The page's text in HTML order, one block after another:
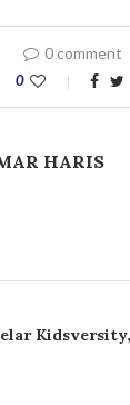
0 comment
0
HARIS